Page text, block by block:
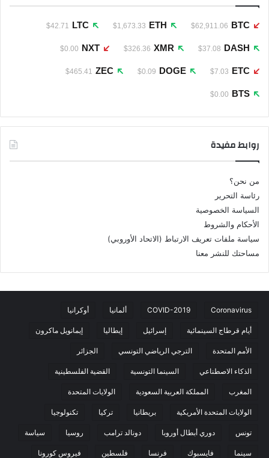
BTC
$62,911.06
ETH
$1,673.33
LTC
$42.71
DASH
$37.08
XMR
$326.36
NXT
$0.00
ETC
$7.03
DOGE
$0.09
ZEC
$465.41
BTS
$0.00
روابط مفيدة
من نحن؟
رئاسة التحرير
السياسة الخصوصية
الأحكام والشروط
سياسة ملفات تعريف الارتباط (الاتحاد الأوروبي)
مساحتك للنشر معنا
Coronavirus
COVID-2019 ألمانيا أوكرانيا
أيام قرطاج السينمائية إسرائيل إيطاليا إيمانويل ماكرون
الأمم المتحدة الترجي الرياضي التونسي الجزائر
الذكاء الاصطناعي السينما التونسية القضية الفلسطينية
المغرب المملكة العربية السعودية الولايات المتحدة
الولايات المتحدة الأمريكية بريطانيا تركيا تكنولوجيا
تونس دوري أبطال أوروبا دونالد ترامب روسيا سياسة
سينما فايسبوك فرنسا فلسطين فيروس كورونا